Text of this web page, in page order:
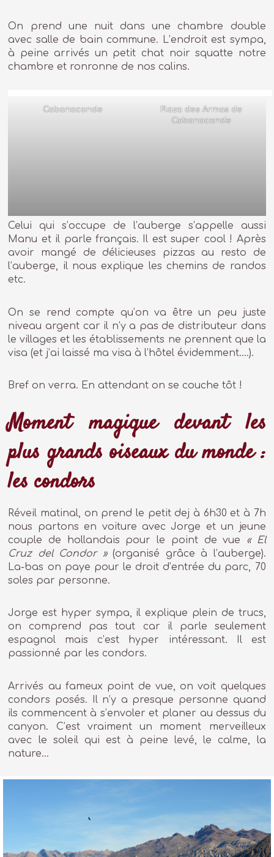
On prend une nuit dans une chambre double
avec salle de bain commune. L’endroit est sympa,
à peine arrivés un petit chat noir squatte notre
chambre et ronronne de nos calins.
Cabanaconde
Plaza des Armas de
Cabanaconde
Celui qui s’occupe de l’auberge s’appelle aussi
Manu et il parle français. Il est super cool ! Après
avoir mangé de délicieuses pizzas au resto de
l’auberge, il nous explique les chemins de randos
etc.
On se rend compte qu’on va être un peu juste
niveau argent car il n’y a pas de distributeur dans
le villages et les établissements ne prennent que la
visa (et j’ai laissé ma visa à l’hôtel évidemment….).
Bref on verra. En attendant on se couche tôt !
Moment magique devant les
plus grands oiseaux du monde :
les condors
Réveil matinal, on prend le petit dej à 6h30 et à 7h
nous partons en voiture avec Jorge et un jeune
couple de hollandais pour le point de vue « El
Cruz del Condor »(organisé grâce à l’auberge).
La-bas on paye pour le droit d’entrée du parc, 70
soles par personne.
Jorge est hyper sympa, il explique plein de trucs,
on comprend pas tout car il parle seulement
espagnol mais c’est hyper intéressant. Il est
passionné par les condors.
Arrivés au fameux point de vue, on voit quelques
condors posés. Il n’y a presque personne quand
ils commencent à s’envoler et planer au dessus du
canyon. C’est vraiment un moment merveilleux
avec le soleil qui est à peine levé, le calme, la
nature…